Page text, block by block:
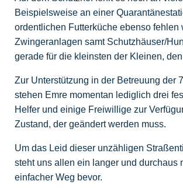
Beispielsweise an einer
ordentlichen Futterküche ebenso fehlen
Zwingeranlagen samt Schutzhäuser/
gerade für die kleinsten der Kleinen,
Zur Unterstützung in der Betreuung der
stehen Emre momentan lediglich drei
Helfer und einige Freiwillige zur
Zustand, der geändert werden muss.
Um das Leid dieser unzähligen
steht uns allen ein langer und durchaus
einfacher Weg bevor.